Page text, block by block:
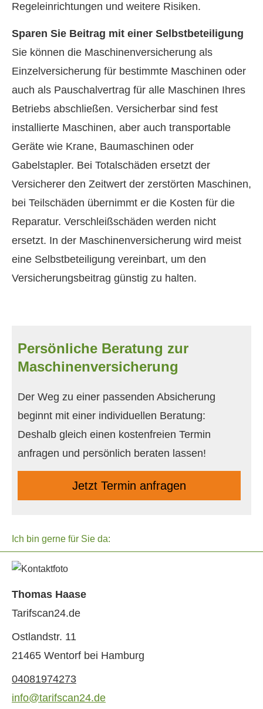
Regeleinrichtungen und weitere Risiken.
Sparen Sie Beitrag mit einer Selbstbeteiligung
Sie können die Maschinenversicherung als
Einzelversicherung für bestimmte Maschinen oder
auch als Pauschalvertrag für alle Maschinen Ihres
Betriebs abschließen. Versicherbar sind fest
installierte Maschinen, aber auch transportable
Geräte wie Krane, Baumaschinen oder
Gabelstapler. Bei Totalschäden ersetzt der
Versicherer den Zeitwert der zerstörten Maschinen,
bei Teilschäden übernimmt er die Kosten für die
Reparatur. Verschleißschäden werden nicht
ersetzt. In der Maschinenversicherung wird meist
eine Selbstbeteiligung vereinbart, um den
Versicherungsbeitrag günstig zu halten.
Persönliche Beratung zur
Maschinenversicherung
Der Weg zu einer passenden Absicherung
beginnt mit einer individuellen Beratung:
Deshalb gleich einen kostenfreien Termin
anfragen und persönlich beraten lassen!
Jetzt Termin anfragen
Ich bin gerne für Sie da:
Thomas Haase
Tarifscan24.de
Ostlandstr. 11
21465 Wentorf bei Hamburg
04081974273
info@tarifscan24.de